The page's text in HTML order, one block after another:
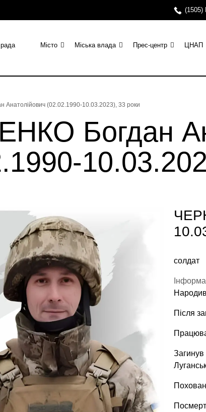
(1505)
Місто Міська влада Прес-центр ЦНАП
Анатолійович (02.02.1990-10.03.2023), 33 роки
Богдан
солдат
Після
Загинув